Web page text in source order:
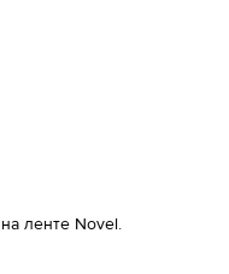
ленте Novel.